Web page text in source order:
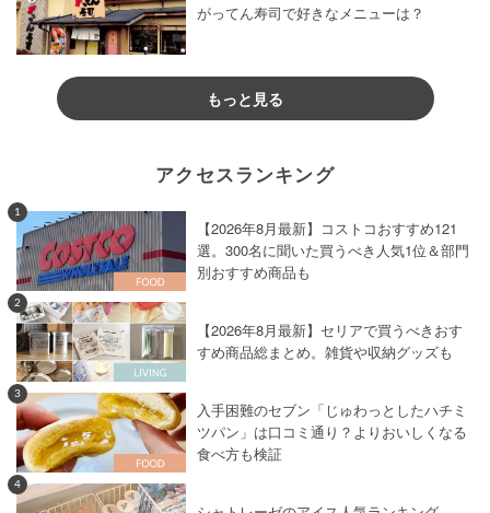
がってん寿司で好きなメニューは？
もっと見る
アクセスランキング
1
【2026年8月最新】コストコおすすめ121
選。300名に聞いた買うべき人気1位＆部門
別おすすめ商品も
2
【2026年8月最新】セリアで買うべきおす
すめ商品総まとめ。雑貨や収納グッズも
3
入手困難のセブン「じゅわっとしたハチミ
ツパン」は口コミ通り？よりおいしくなる
食べ方も検証
4